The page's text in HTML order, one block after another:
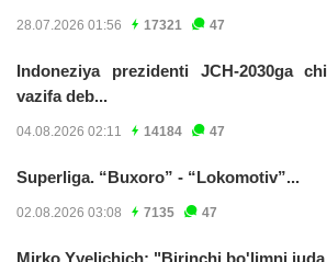
28.07.2026 01:56 17321 47
Indoneziya prezidenti JCH-2030ga
vazifa deb...
04.08.2026 02:11 14184 47
Superliga. “Buxoro” - “Lokomotiv”...
02.08.2026 03:08 7135 47
Mirko Yyelichich: "Birinchi bo'limni juda